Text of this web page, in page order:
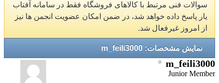
سوالات فنی مرتبط با کالاهای فروشگاه فقط در سامانه آفتاب
یار پاسخ داده خواهد شد، در ضمن امکان عضویت انجمن ها نیز
از امروز غیرفعال شد.
نمایش مشخصات: m_feili3000
m_feili3000
Junior Member